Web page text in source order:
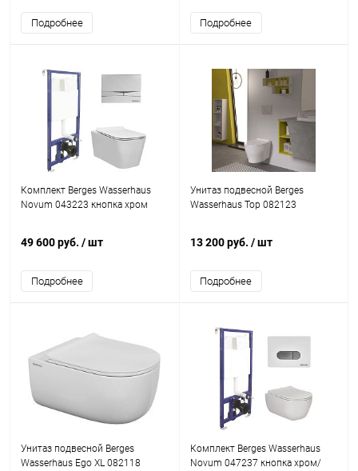
Подробнее Подробнее
Комплект Berges Wasserhaus
Novum 043223 кнопка хром
49 600 руб. / шт
Подробнее
Унитаз подвесной Berges
Wasserhaus Top 082123
13 200 руб. / шт
Подробнее
Унитаз подвесной Berges
Wasserhaus Ego XL 082118
Комплект Berges Wasserhaus
Novum 047237 кнопка хром/